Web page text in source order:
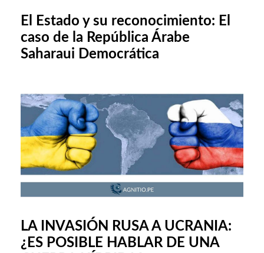
El Estado y su reconocimiento: El
caso de la República Árabe
Saharaui Democrática
LA INVASIÓN RUSA A UCRANIA:
¿ES POSIBLE HABLAR DE UNA